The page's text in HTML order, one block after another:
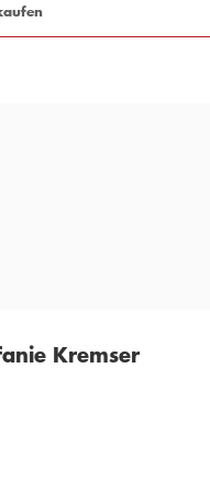
Kremser